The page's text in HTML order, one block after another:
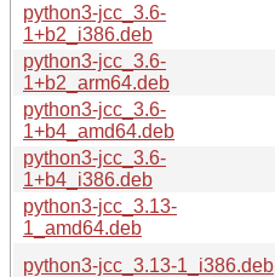
python3-jcc_3.6-
1+b2_i386.deb
python3-jcc_3.6-
1+b2_arm64.deb
python3-jcc_3.6-
1+b4_amd64.deb
python3-jcc_3.6-
1+b4_i386.deb
python3-jcc_3.13-
1_amd64.deb
python3-jcc_3.13-1_i386.deb